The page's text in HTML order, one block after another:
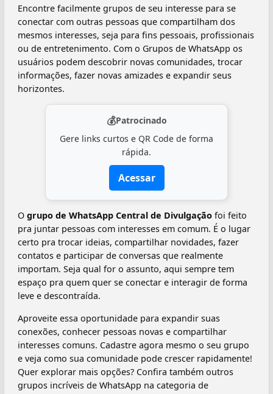
Encontre facilmente grupos de seu interesse para se
conectar com outras pessoas que compartilham dos
mesmos interesses, seja para fins pessoais, profissionais
ou de entretenimento. Com o Grupos de WhatsApp os
usuários podem descobrir novas comunidades, trocar
informações, fazer novas amizades e expandir seus
horizontes.
💰Patrocinado
Gere links curtos e QR Code de forma
rápida.
Acessar
O grupo de WhatsApp Central de Divulgação foi feito
pra juntar pessoas com interesses em comum. É o lugar
certo pra trocar ideias, compartilhar novidades, fazer
contatos e participar de conversas que realmente
importam. Seja qual for o assunto, aqui sempre tem
espaço pra quem quer se conectar e interagir de forma
leve e descontraída.
Aproveite essa oportunidade para expandir suas
conexões, conhecer pessoas novas e compartilhar
interesses comuns. Cadastre agora mesmo o seu grupo
e veja como sua comunidade pode crescer rapidamente!
Quer explorar mais opções? Confira também outros
grupos incríveis de WhatsApp na categoria de